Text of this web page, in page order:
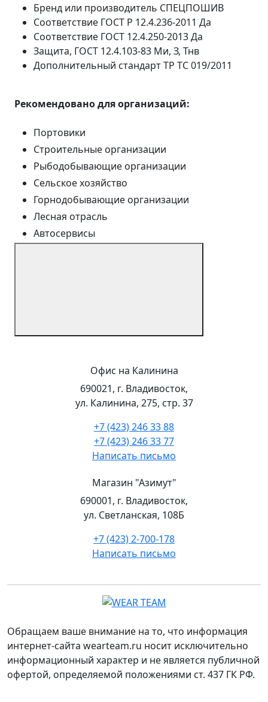
Бренд или производитель СПЕЦПОШИВ
Соответствие ГОСТ Р 12.4.236-2011 Да
Соответствие ГОСТ 12.4.250-2013Да
Защита, ГОСТ 12.4.103-83 Ми, З, Тнв
Дополнительный стандартТР ТС 019/2011
Рекомендовано для организаций:
Портовики
Строительные организации
Рыбодобывающие организации
Сельское хозяйство
Горнодобывающие организации
Лесная отрасль
Автосервисы
Офис на Калинина
690021, г. Владивосток,
ул. Калинина, 275, стр. 37
+7 (423) 246 33 88
+7 (423) 246 33 77
Написать письмо
Магазин "Азимут"
690001, г. Владивосток,
ул. Светланская, 108Б
+7 (423) 2-700-178
Написать письмо
Обращаем ваше внимание на то, что информация
интернет-сайта wearteam.ru носит исключительно
информационный характер и не является публичной
офертой, определяемой положениями ст. 437 ГК РФ.